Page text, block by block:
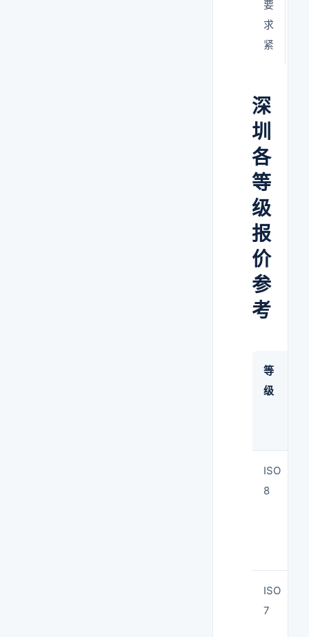
要
求
紧
深
圳
各
等
级
报
价
参
考
等
级
ISO
8
ISO
7